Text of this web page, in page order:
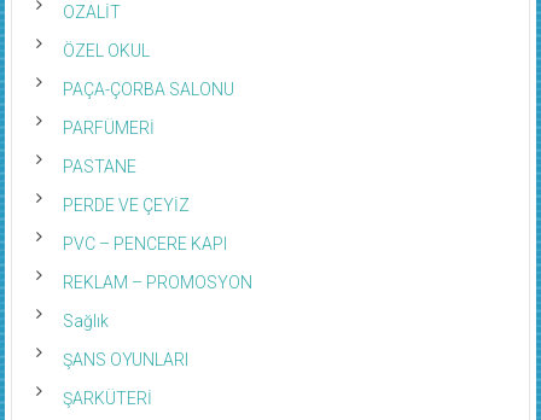
OZALİT
ÖZEL OKUL
PAÇA-ÇORBA SALONU
PARFÜMERİ
PASTANE
PERDE VE ÇEYİZ
PVC – PENCERE KAPI
REKLAM – PROMOSYON
Sağlık
ŞANS OYUNLARI
ŞARKÜTERİ